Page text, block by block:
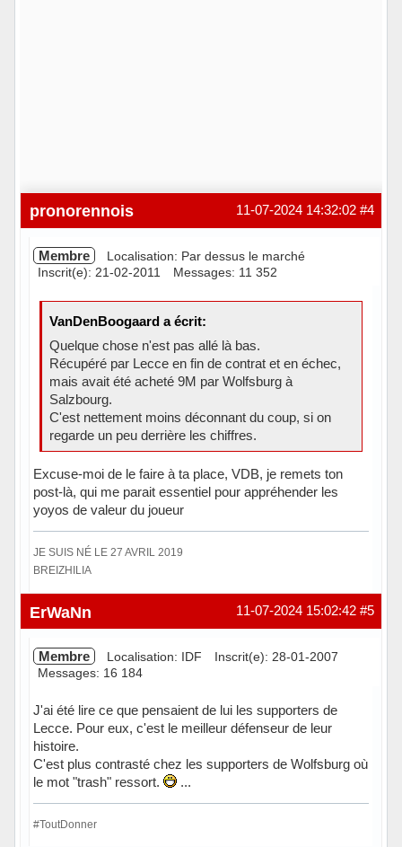
#4
11-07-2024 14:32:02
pronorennois
Membre
Localisation: Par dessus le marché
Inscrit(e): 21-02-2011
Messages: 11 352
VanDenBoogaard a écrit:
Quelque chose n'est pas allé là bas.
Récupéré par Lecce en fin de contrat et en échec,
mais avait été acheté 9M par Wolfsburg à
Salzbourg.
C'est nettement moins déconnant du coup, si on
regarde un peu derrière les chiffres.
Excuse-moi de le faire à ta place, VDB, je remets ton
post-là, qui me parait essentiel pour appréhender les
yoyos de valeur du joueur
JE SUIS NÉ LE 27 AVRIL 2019
BREIZHILIA
Hors ligne #5
11-07-2024 15:02:42
ErWaNn
Membre Localisation: IDF
Inscrit(e): 28-01-2007
Messages: 16 184
J'ai été lire ce que pensaient de lui les supporters de
Lecce. Pour eux, c'est le meilleur défenseur de leur
histoire.
C'est plus contrasté chez les supporters de Wolfsburg où
le mot "trash" ressort.
...
#ToutDonner